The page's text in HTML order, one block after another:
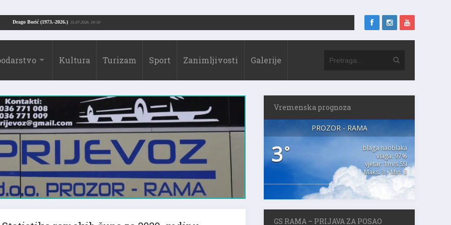
Drago Borić (1973.-2026.)
24.07.2026. 13:51
Kultura Turizam Sport Zanimljivosti Galerije
Vremenska prognoza
PROZOR - RAMA
3°
blaga naoblaka
vlaga: 97%
vjetar: 1m/s SSI
Maks. 3 • Min. 3
GS RAMA – PRIJAVA ZA POSAO